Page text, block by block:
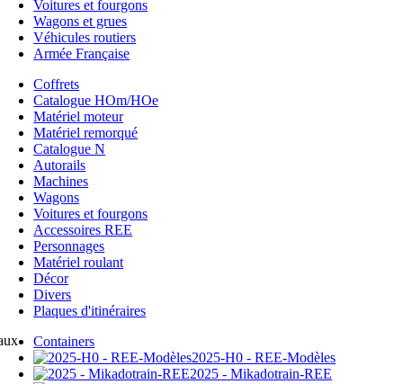
Voitures et fourgons
Wagons et grues
Véhicules routiers
Armée Française
Coffrets
Catalogue HOm/HOe
Matériel moteur
Matériel remorqué
Catalogue N
Autorails
Machines
Wagons
Voitures et fourgons
Accessoires REE
Personnages
Matériel roulant
Décor
Divers
Plaques d'itinéraires
Containers
2025-H0 - REE-Modèles
2025 - Mikadotrain-REE